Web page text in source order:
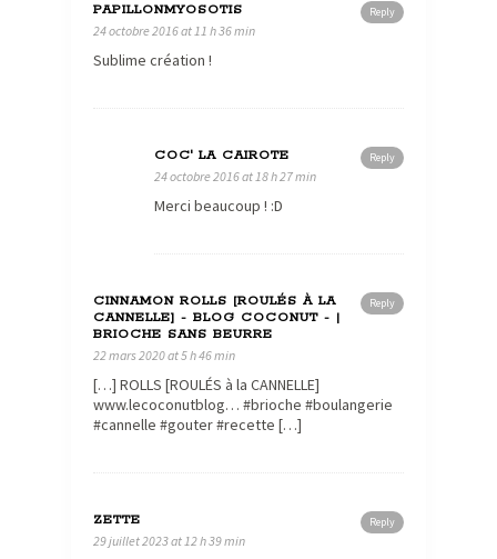
Reply
PAPILLONMYOSOTIS
24 octobre 2016 at 11 h 36 min
Sublime création !
Reply
COC' LA CAIROTE
24 octobre 2016 at 18 h 27 min
Merci beaucoup ! :D
Reply
CINNAMON ROLLS [ROULÉS À LA
CANNELLE] - BLOG COCONUT - |
BRIOCHE SANS BEURRE
22 mars 2020 at 5 h 46 min
[…] ROLLS [ROULÉS à la CANNELLE]
www.lecoconutblog… #brioche #boulangerie
#cannelle #gouter #recette […]
Reply
ZETTE
29 juillet 2023 at 12 h 39 min